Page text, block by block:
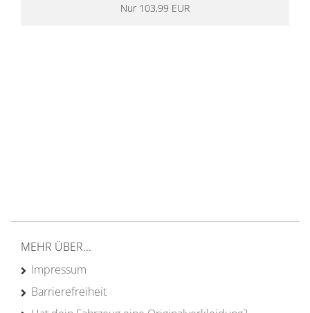
Nur 103,99 EUR
MEHR ÜBER...
Impressum
Barrierefreiheit